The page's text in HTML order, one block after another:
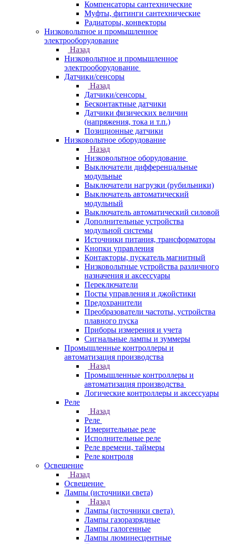
Компенсаторы сантехнические
Муфты, фитинги сантехнические
Радиаторы, конвекторы
Низковольтное и промышленное
электрооборудование
Назад
Низковольтное и промышленное
электрооборудование
Датчики/сенсоры
Назад
Датчики/сенсоры
Бесконтактные датчики
Датчики физических величин
(напряжения, тока и т.п.)
Позиционные датчики
Низковольтное оборудование
Назад
Низковольтное оборудование
Выключатели дифференцальные
модульные
Выключатели нагрузки (рубильники)
Выключатель автоматический
модульный
Выключатель автоматический силовой
Дополнительные устройства
модульной системы
Источники питания, трансформаторы
Кнопки управления
Контакторы, пускатель магнитный
Низковольтные устройства различного
назначения и аксессуары
Переключатели
Посты управления и джойстики
Предохранители
Преобразователи частоты, устройства
плавного пуска
Приборы измерения и учета
Сигнальные лампы и зуммеры
Промышленные контроллеры и
автоматизация производства
Назад
Промышленные контроллеры и
автоматизация производства
Логические контроллеры и аксессуары
Реле
Назад
Реле
Измерительные реле
Исполнительные реле
Реле времени, таймеры
Реле контроля
Освещение
Назад
Освещение
Лампы (источники света)
Назад
Лампы (источники света)
Лампы газоразрядные
Лампы галогенные
Лампы люминесцентные